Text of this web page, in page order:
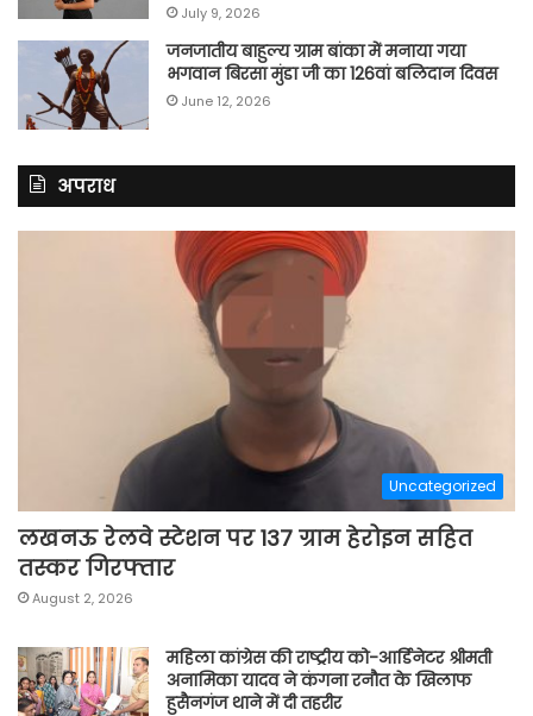
July 9, 2026
जनजातीय बाहुल्य ग्राम बांका में मनाया गया
भगवान बिरसा मुंडा जी का 126वां बलिदान दिवस
June 12, 2026
अपराध
Uncategorized
लखनऊ रेलवे स्टेशन पर 137 ग्राम हेरोइन सहित
तस्कर गिरफ्तार
August 2, 2026
महिला कांग्रेस की राष्ट्रीय को-आर्डिनेटर श्रीमती
अनामिका यादव ने कंगना रनौत के खिलाफ
हुसैनगंज थाने में दी तहरीर